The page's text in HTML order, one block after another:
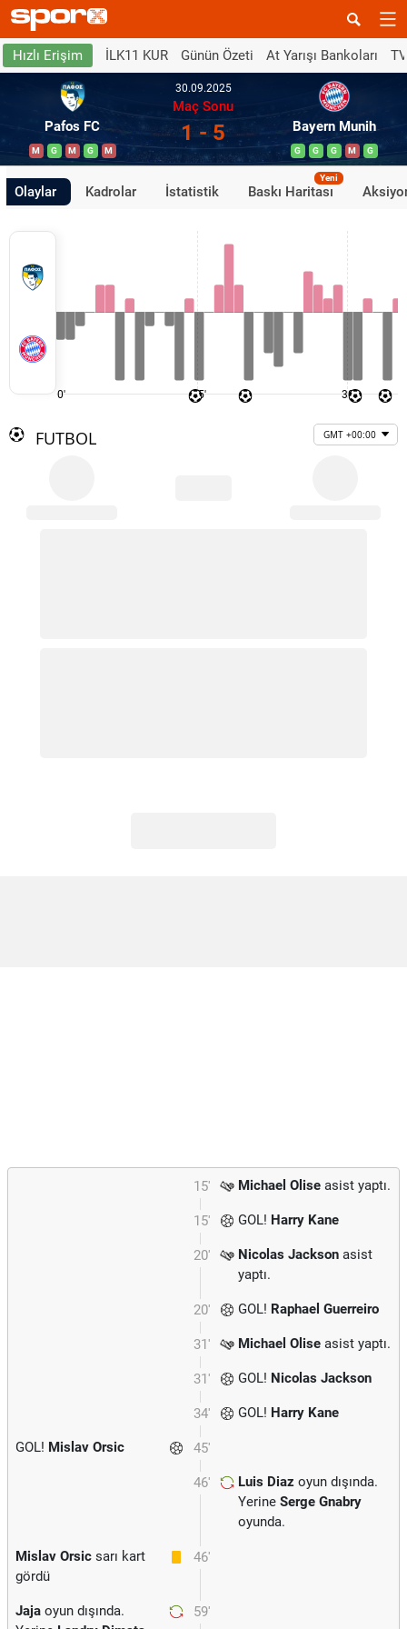
Hızlı Erişim İLK11 KUR Günün Özeti At Yarışı Bankoları
Pafos FC
M G M G M
30.09.2025
Maç Sonu
1 - 5 Bayern Munih
G G G M G
Olaylar Kadrolar İstatistik Baskı Haritası
Yeni
0' 15' 30'
FUTBOL GMT +00:00
15' Michael Olise asist yaptı.
15' GOL! Harry Kane
20' Nicolas Jackson asist
yaptı.
20' GOL! Raphael Guerreiro
31' Michael Olise asist yaptı.
31' GOL! Nicolas Jackson
34' GOL! Harry Kane
45'
GOL! Mislav Orsic
46' Luis Diaz oyun dışında.
Yerine Serge Gnabry
oyunda.
46'
Mislav Orsic sarı kart
gördü
59'
Jaja oyun dışında.